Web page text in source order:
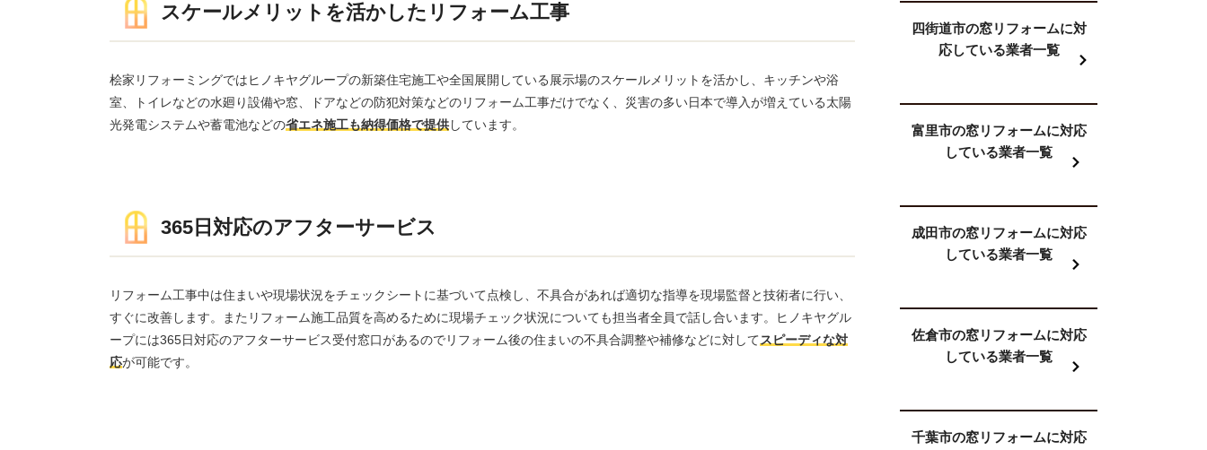
スケールメリットを活かしたリフォーム工事
桧家リフォーミングではヒノキヤグループの新築住宅施工や全国展開している展示場のスケールメリットを活かし、キッチンや浴
室、トイレなどの水廻り設備や窓、ドアなどの防犯対策などのリフォーム工事だけでなく、災害の多い日本で導入が増えている太陽
光発電システムや蓄電池などの省エネ施工も納得価格で提供しています。
365日対応のアフターサービス
リフォーム工事中は住まいや現場状況をチェックシートに基づいて点検し、不具合があれば適切な指導を現場監督と技術者に行い、
すぐに改善します。またリフォーム施工品質を高めるために現場チェック状況についても担当者全員で話し合います。ヒノキヤグル
ープには365日対応のアフターサービス受付窓口があるのでリフォーム後の住まいの不具合調整や補修などに対してスピーディな対
応が可能です。
四街道市の窓リフォームに対
応している業者一覧
富里市の窓リフォームに対応
している業者一覧
成田市の窓リフォームに対応
している業者一覧
佐倉市の窓リフォームに対応
している業者一覧
千葉市の窓リフォームに対応